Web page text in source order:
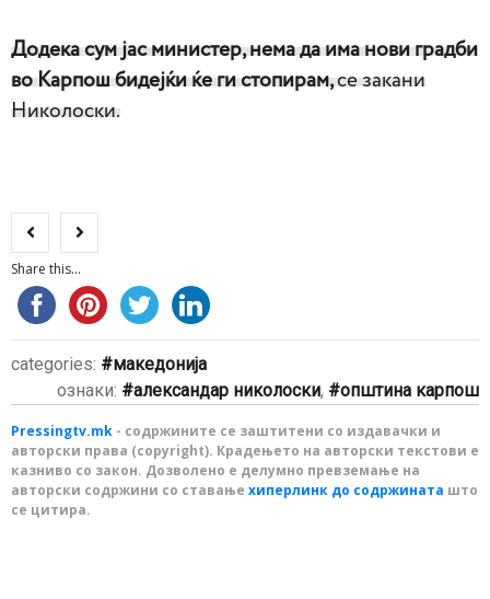
Додека сум јас министер, нема да има нови градби
во Карпош бидејќи ќе ги стопирам,се закани
Николоски.
Share this...
categories:
македонија
ознаки:
александар николоски, општина карпош
Pressingtv.mk - содржините се заштитени со издавачки и
авторски права (copyright). Крадењето на авторски текстови е
казниво со закон. Дозволено е делумно превземање на
авторски содржини со ставање хиперлинк до содржината што
се цитира.